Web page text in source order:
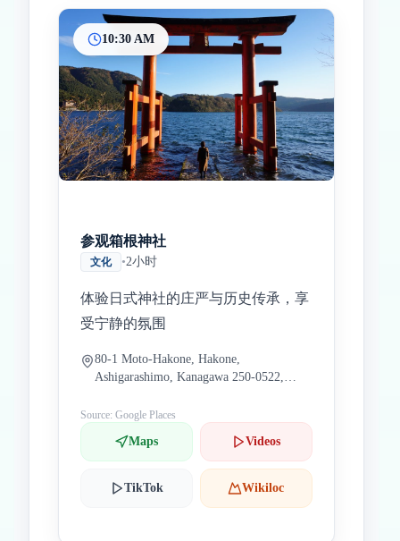
10:30 AM
参观箱根神社
文化 •2小时
体验日式神社的庄严与历史传承，享
受宁静的氛围
80-1 Moto-Hakone, Hakone,
Ashigarashimo, Kanagawa 250-0522,
Source: Google Places
Maps Videos
TikTok Wikiloc